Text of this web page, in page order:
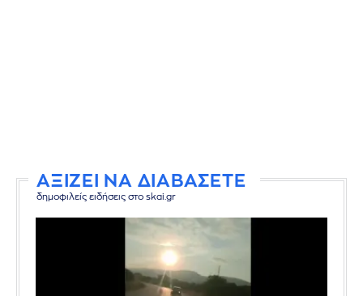
ΑΞΙΖΕΙ ΝΑ ΔΙΑΒΑΣΕΤΕ
δημοφιλείς ειδήσεις στο skai.gr